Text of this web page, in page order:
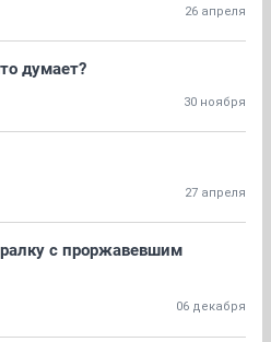
26 апреля
думает?
30 ноября
27 апреля
с проржавевшим
06 декабря